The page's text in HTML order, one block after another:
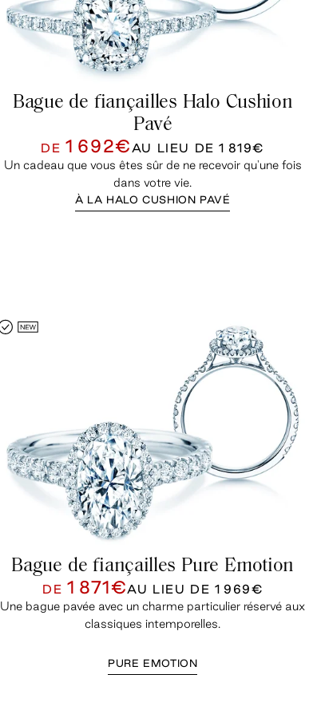
Bague de fiançailles Halo Cushion
Pavé
DE1 692€ AU LIEU DE1 819€
Un cadeau que vous êtes sûr de ne recevoir qu'une fois
dans votre vie.
À LA HALO CUSHION PAVÉ
Bague de fiançailles Pure Emotion
DE 1 871€AU LIEU DE 1 969€
Une bague pavée avec un charme particulier réservé aux
classiques intemporelles.
PURE EMOTION